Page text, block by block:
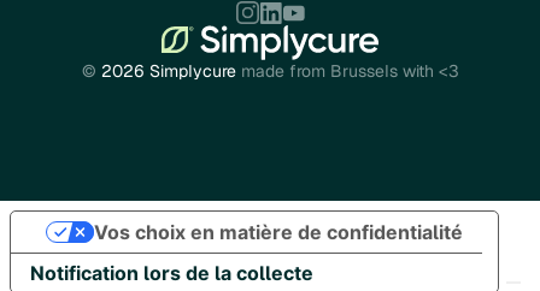
© 2026 Simplycuremade from Brussels with <3
Notification lors de la collecte
Vos choix en matière de confidentialité